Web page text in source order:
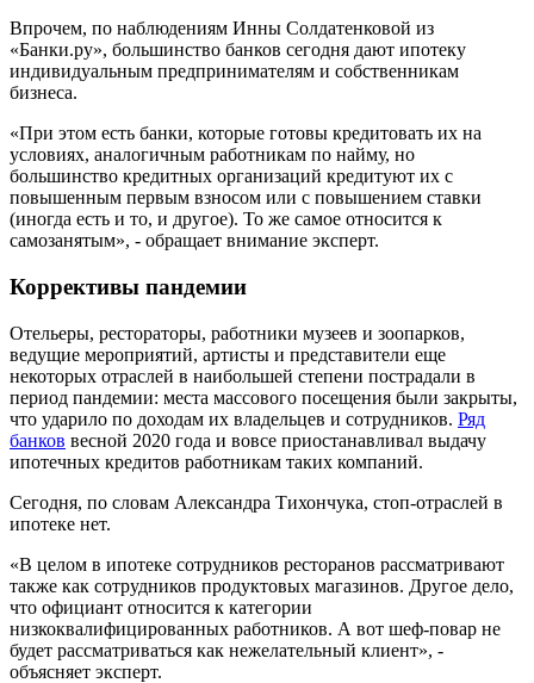
Впрочем, по наблюдениям Инны Солдатенковой из
«Банки.ру», большинство банков сегодня дают ипотеку
индивидуальным предпринимателям и собственникам
бизнеса.
«При этом есть банки, которые готовы кредитовать их на
условиях, аналогичным работникам по найму, но
большинство кредитных организаций кредитуют их с
повышенным первым взносом или с повышением ставки
(иногда есть и то, и другое). То же самое относится к
самозанятым», - обращает внимание эксперт.
Коррективы пандемии
Отельеры, рестораторы, работники музеев и зоопарков,
ведущие мероприятий, артисты и представители еще
некоторых отраслей в наибольшей степени пострадали в
период пандемии: места массового посещения были закрыты,
что ударило по доходам их владельцев и сотрудников. Ряд
банков весной 2020 года и вовсе приостанавливал выдачу
ипотечных кредитов работникам таких компаний.
Сегодня, по словам Александра Тихончука, стоп-отраслей в
ипотеке нет.
«В целом в ипотеке сотрудников ресторанов рассматривают
также как сотрудников продуктовых магазинов. Другое дело,
что официант относится к категории
низкоквалифицированных работников. А вот шеф-повар не
будет рассматриваться как нежелательный клиент», -
объясняет эксперт.